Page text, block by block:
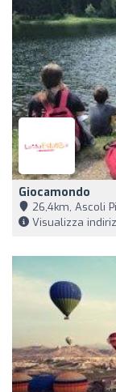
Giocamondo
26,4km, Ascoli
Visualizza